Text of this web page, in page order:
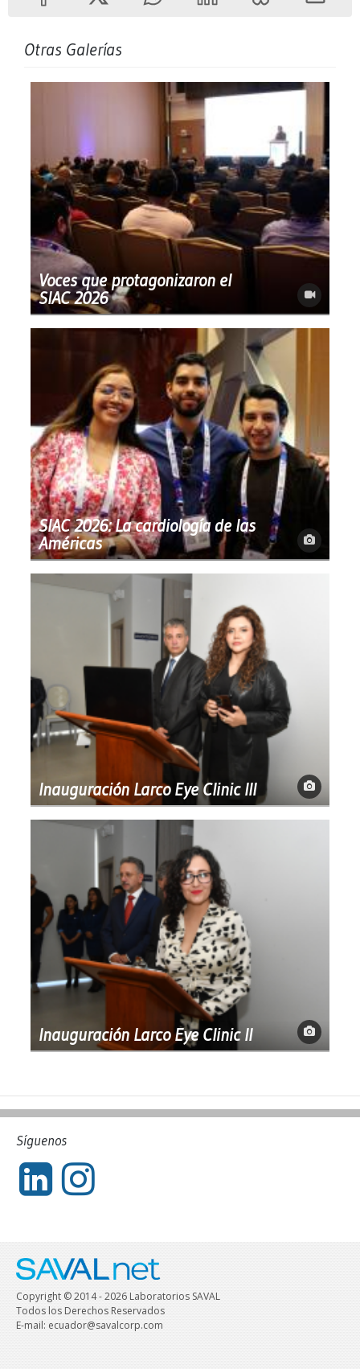
Otras Galerías
Voces que protagonizaron el
SIAC 2026
SIAC 2026: La cardiología de las
Américas
Inauguración Larco Eye Clinic III
Inauguración Larco Eye Clinic II
Síguenos
Copyright © 2014 - 2026 Laboratorios SAVAL
Todos los Derechos Reservados
E-mail: ecuador@savalcorp.com